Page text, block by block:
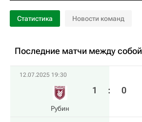
Статистика Новости команд
Последние матчи между собой
12.07.2025 19:30
Рубин
1 : 0